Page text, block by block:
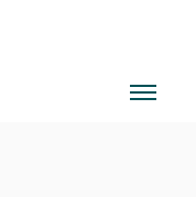
al 40% valido